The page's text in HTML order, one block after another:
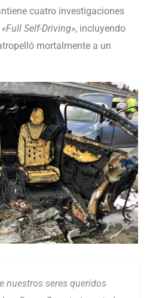
cuatro investigaciones
«Full Self-Driving», incluyendo
mortalmente a un
nuestros seres queridos